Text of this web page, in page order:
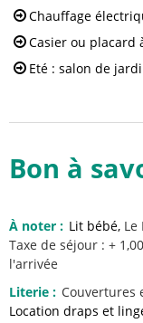
Chauffage
Casier ou placard
Eté : salon de
Bon à
À noter : Lit bébé Le
Taxe de séjour : +
l'arrivée
Literie : Couvertures
Location draps et